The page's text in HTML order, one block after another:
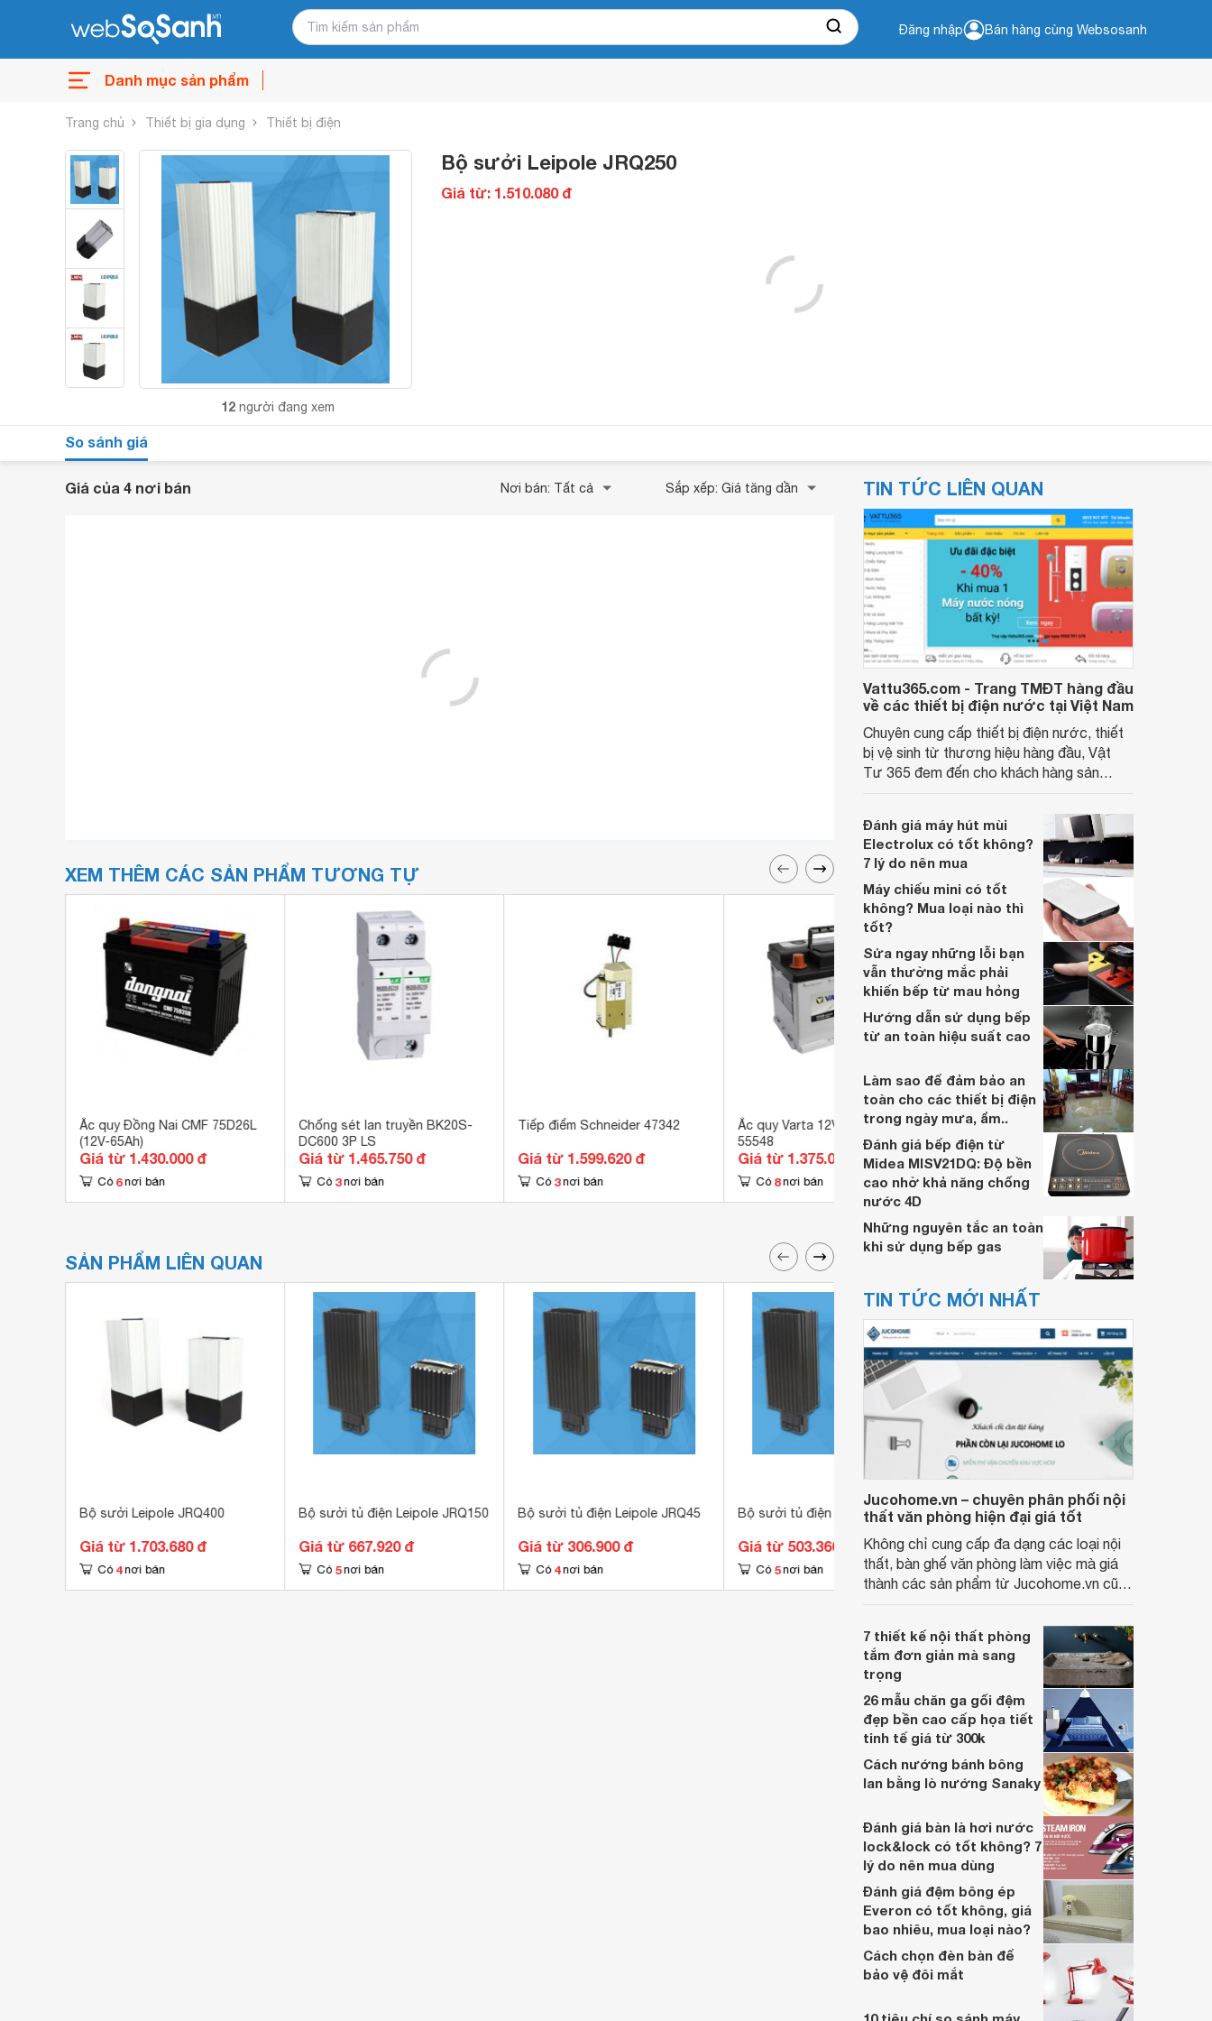
Đăng nhập Bán hàng cùng Websosanh
Danh mục sản phẩm
Trang chủ Thiết bị gia dụng Thiết bị điện
12 người đang xem
Bộ sưởi Leipole JRQ250
Giá từ: 1.510.080 đ
So sánh giá
Giá của 4 nơi bán Nơi bán: Tất cả Sắp xếp: Giá tăng dần
XEM THÊM CÁC SẢN PHẨM TƯƠNG TỰ
Ắc quy Đồng Nai CMF 75D26L
(12V-65Ah)
Giá từ 1.430.000 đ
Có 6 nơi bán
Chống sét lan truyền BK20S-
DC600 3P LS
Giá từ 1.465.750 đ
Có 3 nơi bán
Tiếp điểm Schneider 47342
Giá từ 1.599.620 đ
Có 3 nơi bán
Ắc quy Varta 12V 55AH DIN
55548
Giá từ 1.375.000 đ
Có 8 nơi bán
Ắc quy Rocket 12V-65Ah
(75D23R/L)
Giá từ 1.474.000 đ
Có 13 nơi bán
SẢN PHẨM LIÊN QUAN
Bộ sưởi Leipole JRQ400
Giá từ 1.703.680 đ
Có 4 nơi bán
Bộ sưởi tủ điện Leipole JRQ150
Giá từ 667.920 đ
Có 5 nơi bán
Bộ sưởi tủ điện Leipole JRQ45
Giá từ 306.900 đ
Có 4 nơi bán
Bộ sưởi tủ điện Leipole JRQ100
Giá từ 503.360 đ
Có 5 nơi bán
Bộ sưởi tủ điện Leipole JRQ15
Giá từ 275.000 đ
Có 4 nơi bán
TIN TỨC LIÊN QUAN
Vattu365.com - Trang TMĐT hàng đầu
về các thiết bị điện nước tại Việt Nam
Chuyên cung cấp thiết bị điện nước, thiết
bị vệ sinh từ thương hiệu hàng đầu, Vật
Tư 365 đem đến cho khách hàng sản
nhiều năm, nhân viên tư vấn chuyên
nghiệp, đội ngũ kỹ thuật có tay nghề cao,
vattu365.com đang là lựa chọn hàng đầu
của nhiều người hiện nay.
Đánh giá máy hút mùi
Electrolux có tốt không?
7 lý do nên mua
Máy chiếu mini có tốt
không? Mua loại nào thì
tốt?
Sửa ngay những lỗi bạn
vẫn thường mắc phải
khiến bếp từ mau hỏng
Hướng dẫn sử dụng bếp
từ an toàn hiệu suất cao
Làm sao để đảm bảo an
toàn cho các thiết bị điện
trong ngày mưa, ẩm..
Đánh giá bếp điện từ
Midea MISV21DQ: Độ bền
cao nhờ khả năng chống
nước 4D
Những nguyên tắc an toàn
khi sử dụng bếp gas
TIN TỨC MỚI NHẤT
Jucohome.vn – chuyên phân phối nội
thất văn phòng hiện đại giá tốt
Không chỉ cung cấp đa dạng các loại nội
thất, bàn ghế văn phòng làm việc mà giá
thành các sản phẩm từ Jucohome.vn cũng
7 thiết kế nội thất phòng
tắm đơn giản mà sang
trọng
26 mẫu chăn ga gối đệm
đẹp bền cao cấp họa tiết
tinh tế giá từ 300k
Cách nướng bánh bông
lan bằng lò nướng Sanaky
Đánh giá bàn là hơi nước
lock&lock có tốt không? 7
lý do nên mua dùng
Đánh giá đệm bông ép
Everon có tốt không, giá
bao nhiêu, mua loại nào?
Cách chọn đèn bàn để
bảo vệ đôi mắt